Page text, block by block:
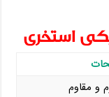
استخری
و مقاوم